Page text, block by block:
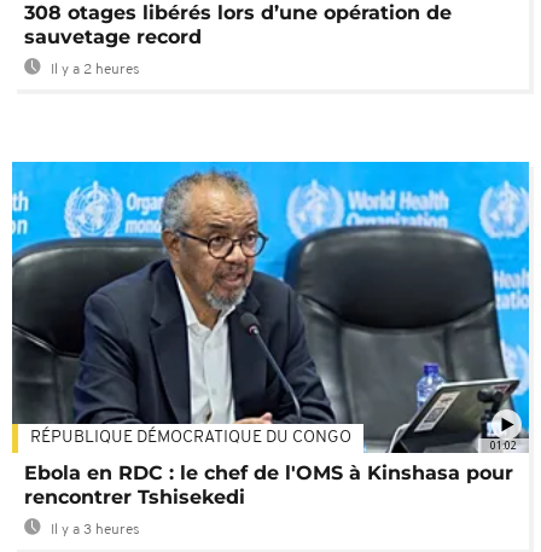
308 otages libérés lors d’une opération de
sauvetage record
Il y a 2 heures
01:02
RÉPUBLIQUE DÉMOCRATIQUE DU CONGO
Ebola en RDC : le chef de l'OMS à Kinshasa pour
rencontrer Tshisekedi
Il y a 3 heures